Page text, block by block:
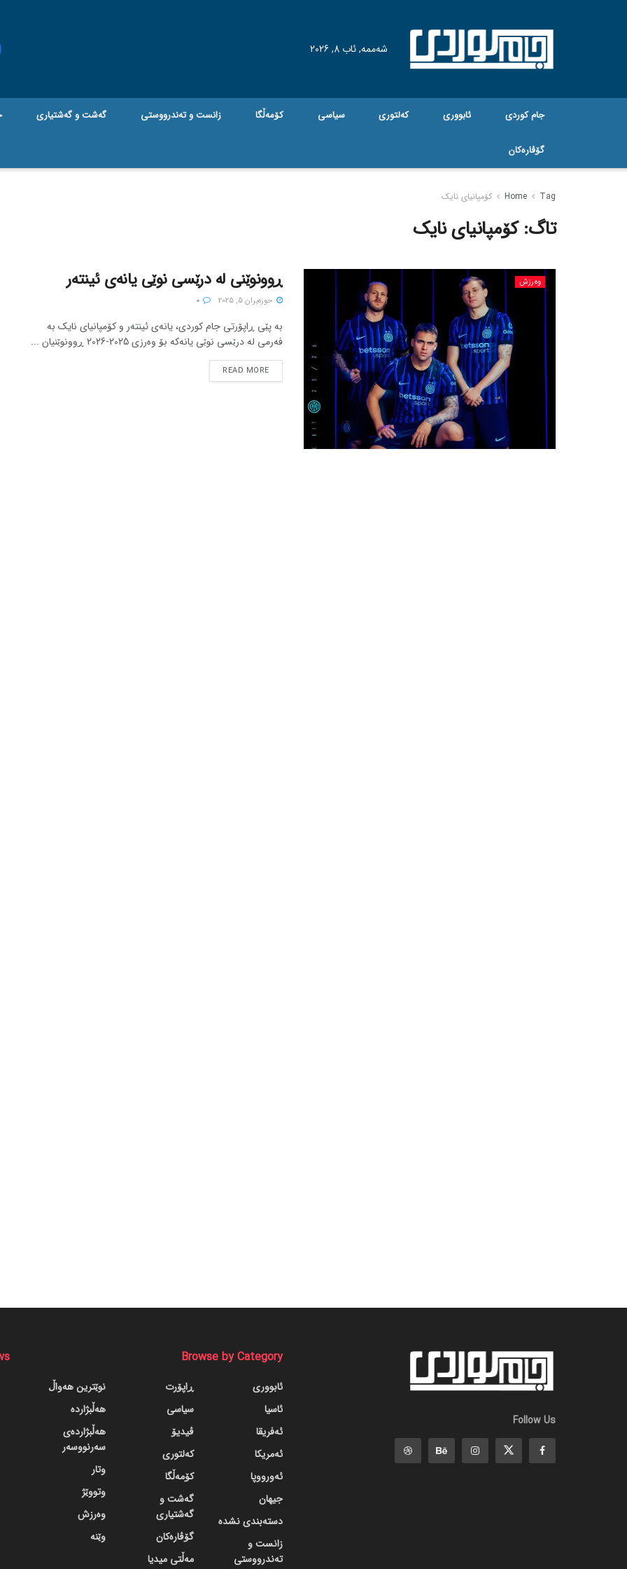
شەممە, ئاب 8, 2026
جام کوردی ئابووری کەلتوری سیاسی کۆمەڵگا زانست و تەندرووستی گه‌شت و گه‌شتیاری
گۆڤاره‌کان
Home Tag کۆمپانیای نایک
تاگ:کۆمپانیای نایک
وەرزش ڕوونوێنی لە درێسی نوێی یانەی ئینتەر
حوزه‌یران 5, 2025
بە پێی ڕاپۆرتی جام کوردی، یانەی ئینتەر و کۆمپانیای نایک بە
فەرمی لە درێسی نوێی یانەکە بۆ وەرزی 2025-2026 ڕوونوێنیان ...
READ MORE
Follow Us
Browse by Category
ئابووری
ئاسیا
ئەفریقا
ئەمریکا
ئەورووپا
جیهان
دسته‌بندی نشده
زانست و
تەندرووستی
ڕاپۆرت
سیاسی
ڤیدیۆ
کەلتوری
کۆمەڵگا
گه‌شت و
گه‌شتیاری
گۆڤاره‌کان
مەڵتی میدیا
نوێترین هەواڵ
هەڵبژاردە
هەڵبژاردەی
سەرنووسەر
وتار
وتووێژ
وەرزش
وێنە